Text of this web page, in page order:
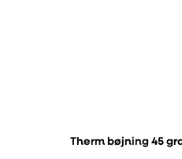
Therm bøjning 45